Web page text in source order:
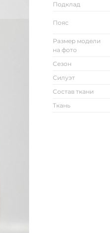
Подклад
Пояс
Размер модели
на фото
Сезон
Силуэт
Состав ткани
Ткань